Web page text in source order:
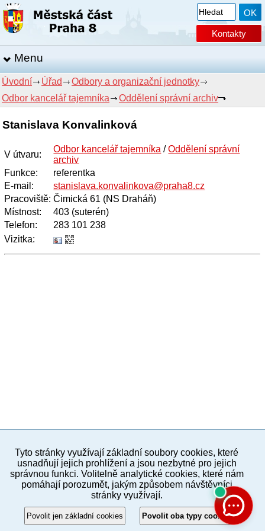
Kontakty
Menu
Úvodní Úřad
Odbory a organizační jednotky
Odbor kancelář tajemníka
Oddělení správní archiv
Stanislava Konvalinková
V útvaru:
Odbor kancelář tajemníka /Oddělení správní
archiv
Funkce:
referentka
E-mail :
stanislava.konvalinkova@praha8.cz
Pracoviště: Čimická 61 (NS Draháň)
Místnost:
403 (suterén)
Telefon:
283 101 238
Vizitka:
PC verze ENG
Povinné a praktické informace
© 2012–2019 MČ Praha 8
Tyto stránky využívají základní soubory cookies, které
usnadňují jejich prohlížení a jsou nezbytné pro jejich
správnou funkci. Volitelně analytické cookies, které nám
pomáhají porozumět, jakým způsobem návštěvníci
stránky využívají.
Povolit jen základní cookies Povolit oba typy cookies